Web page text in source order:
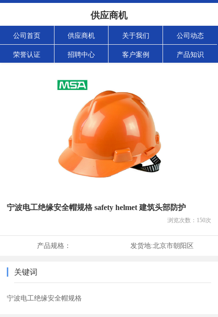
供应商机
公司首页 供应商机 关于我们 公司动态
荣誉认证 招聘中心 客户案例 产品知识
宁波电工绝缘安全帽规格 safety helmet 建筑头部防护
浏览次数： 150次
产品规格： 发货地:北京市朝阳区
关键词
宁波电工绝缘安全帽规格